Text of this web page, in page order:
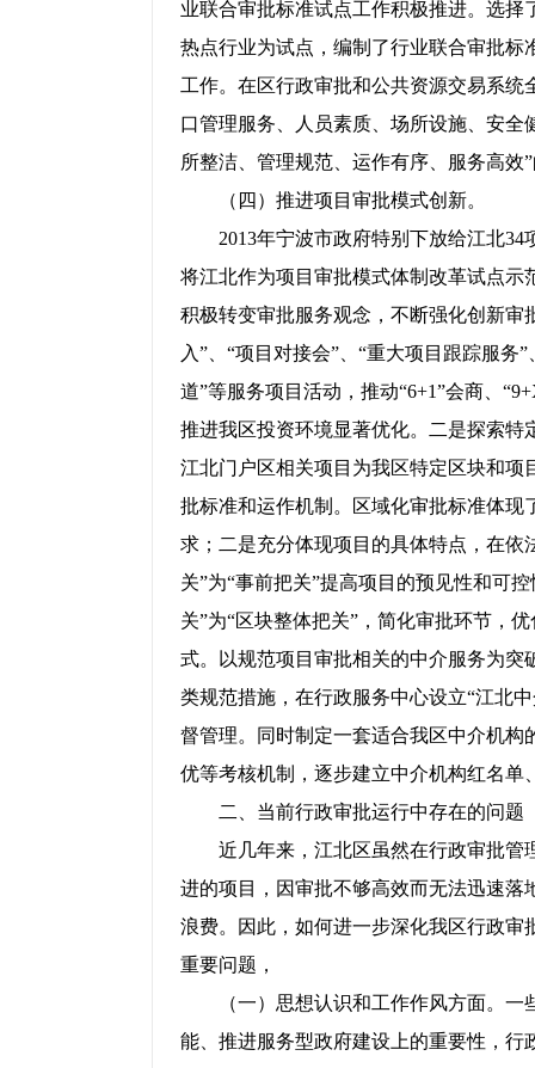
业联合审批标准试点工作积极推进。选
热点行业为试点，编制了行业联合审批
工作。在区行政审批和公共资源交易系统
口管理服务、人员素质、场所设施、安
所整洁、管理规范、运作有序、服务高效
（四）推进项目审批模式创新。
2013年宁波市政府特别下放给江北34
将江北作为项目审批模式体制改革试点
积极转变审批服务观念，不断强化创新审
入”、“项目对接会”、“重大项目跟踪服务
道”等服务项目活动，推动“6+1”会商、
推进我区投资环境显著优化。二是探索
江北门户区相关项目为我区特定区块和
批标准和运作机制。区域化审批标准体
求；二是充分体现项目的具体特点，在依
关”为“事前把关”提高项目的预见性和可
关”为“区块整体把关”，简化审批环节，
式。以规范项目审批相关的中介服务为
类规范措施，在行政服务中心设立“江北
督管理。同时制定一套适合我区中介机
优等考核机制，逐步建立中介机构红名
二、当前行政审批运行中存在的问题
近几年来，江北区虽然在行政审批管
进的项目，因审批不够高效而无法迅速
浪费。因此，如何进一步深化我区行政
重要问题，
（一）思想认识和工作作风方面。一
能、推进服务型政府建设上的重要性，行